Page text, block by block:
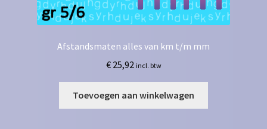
Afstandsmaten alles van km t/m mm
€25,92 incl. btw
Toevoegen aan winkelwagen